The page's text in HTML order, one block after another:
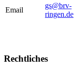
Email
gs@brv-
ringen.de
Rechtliches